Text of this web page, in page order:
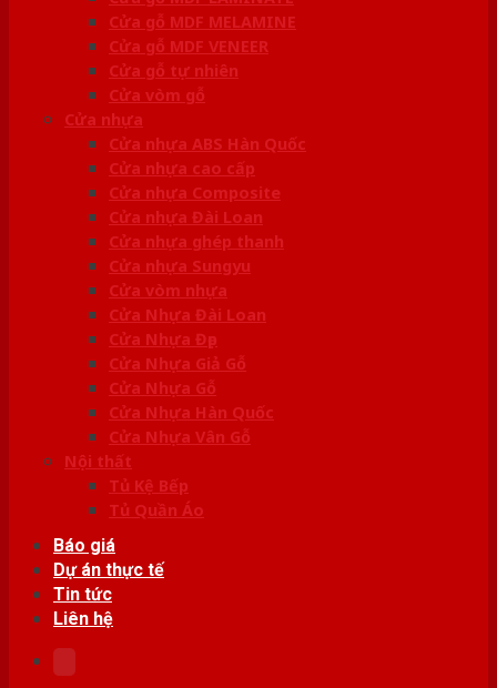
Cửa gỗ MDF MELAMINE
Cửa gỗ MDF VENEER
Cửa gỗ tự nhiên
Cửa vòm gỗ
Cửa nhựa
Cửa nhựa ABS Hàn Quốc
Cửa nhựa cao cấp
Cửa nhựa Composite
Cửa nhựa Đài Loan
Cửa nhựa ghép thanh
Cửa nhựa Sungyu
Cửa vòm nhựa
Cửa Nhựa Đài Loan
Cửa Nhựa Đẹp
Cửa Nhựa Giả Gỗ
Cửa Nhựa Gỗ
Cửa Nhựa Hàn Quốc
Cửa Nhựa Vân Gỗ
Nội thất
Tủ Kệ Bếp
Tủ Quần Áo
Báo giá
Dự án thực tế
Tin tức
Liên hệ